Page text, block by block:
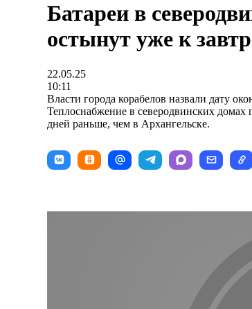
Батареи в
остынут уже к
22.05.25
10:11
Власти города корабелов назвали дату
Теплоснабжение в северодвинских домах
дней раньше, чем в Архангельске.